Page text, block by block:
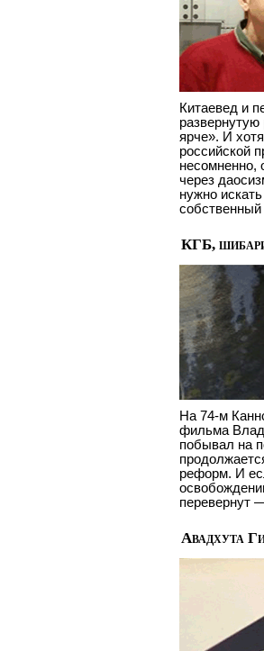
Китаевед и
ярче». И
российской
несомненно,
через
нужно
собственный
КГБ,
На 74-м
фильма
побывал на
реформ. И
перевернут
Авадхута